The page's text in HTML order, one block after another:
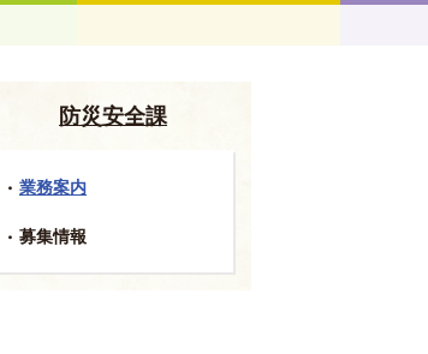
防災安全課
業務案内
募集情報